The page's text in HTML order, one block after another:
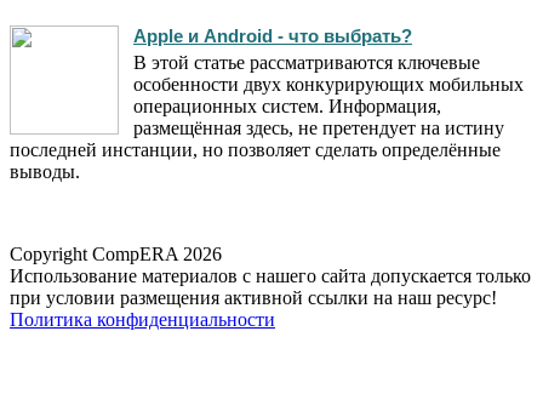
Apple и Android - что выбрать?
В этой статье рассматриваются ключевые
особенности двух конкурирующих мобильных
операционных систем. Информация,
размещённая здесь, не претендует на истину
последней инстанции, но позволяет сделать определённые
выводы.
Copyright CompERA 2026
Использование материалов с нашего сайта допускается только
при условии размещения активной ссылки на наш ресурс!
Политика конфиденциальности